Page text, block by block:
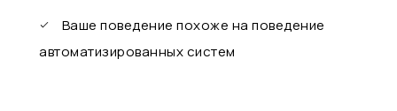
Ваше поведение похоже на поведение
автоматизированных систем